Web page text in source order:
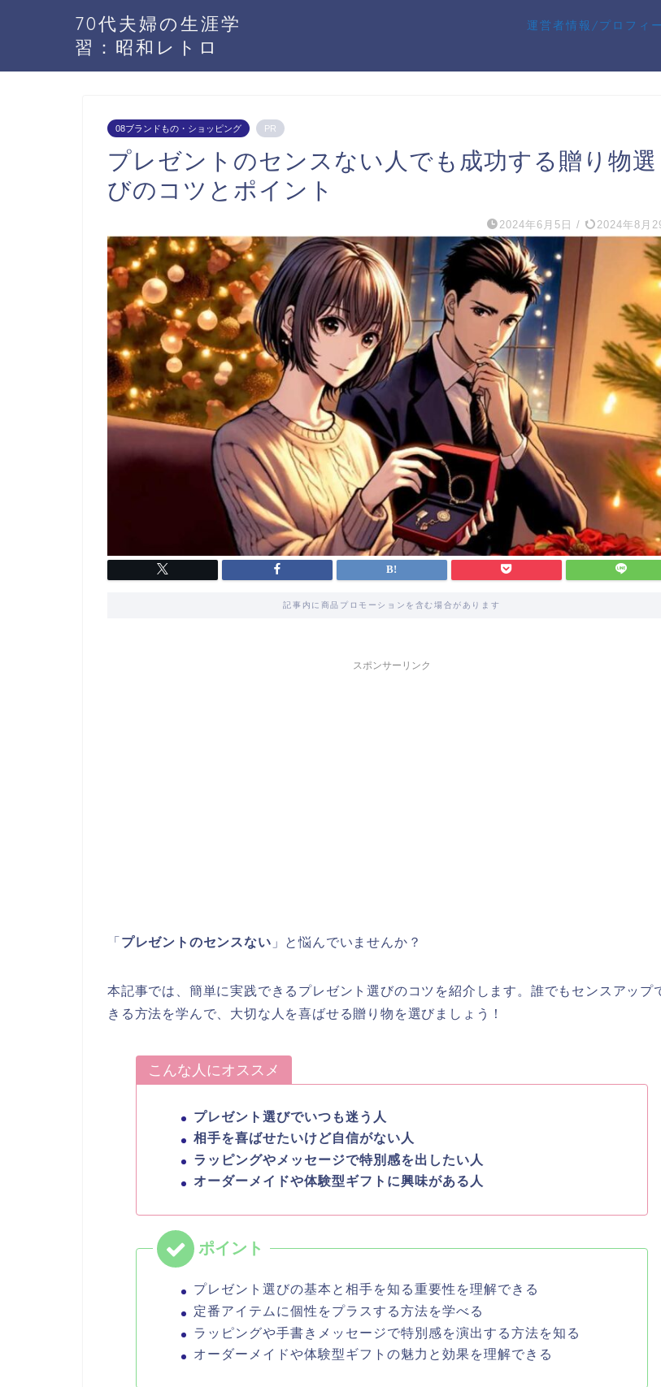
70代夫婦の生涯学
習：昭和レトロ
運営者情報/プロフィ
08ブランドもの・ショッピング PR
プレゼントのセンスない人でも成功する贈り物選
びのコツとポイント
2024年6月5日 / 2024年8月
記事内に商品プロモーションを含む場合があります
スポンサーリンク
「 プレゼントのセンスない 」と悩んでいませんか？
本記事では、簡単に実践できるプレゼント選びのコツを紹介します。誰でもセンスアップ
きる方法を学んで、大切な人を喜ばせる贈り物を選びましょう！
こんな人にオススメ
プレゼント選びでいつも迷う人
相手を喜ばせたいけど自信がない人
ラッピングやメッセージで特別感を出したい人
オーダーメイドや体験型ギフトに興味がある人
プレゼント選びの基本と相手を知る重要性を理解できる
定番アイテムに個性をプラスする方法を学べる
ラッピングや手書きメッセージで特別感を演出する方法を知る
オーダーメイドや体験型ギフトの魅力と効果を理解できる